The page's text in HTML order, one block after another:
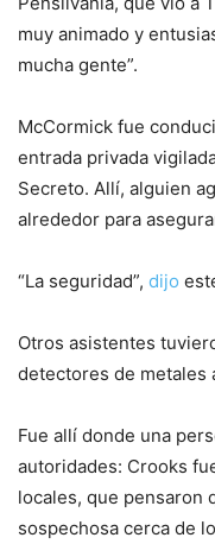
muy animado y
mucha gente”.
McCormick fue
entrada privada
Secreto. Allí, alguien
alrededor para
“La seguridad”, dijo
Otros asistentes
detectores de metales
Fue allí donde una
autoridades: Crooks
locales, que pensaron
sospechosa cerca de